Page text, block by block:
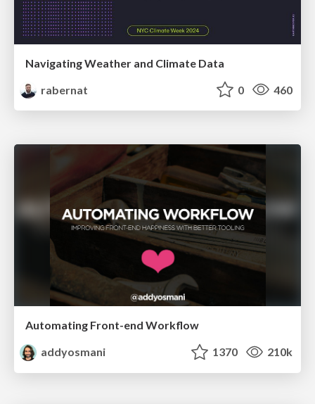
Navigating Weather and Climate Data
rabernat
0 460
Automating Front-end Workflow
addyosmani
1370 210k